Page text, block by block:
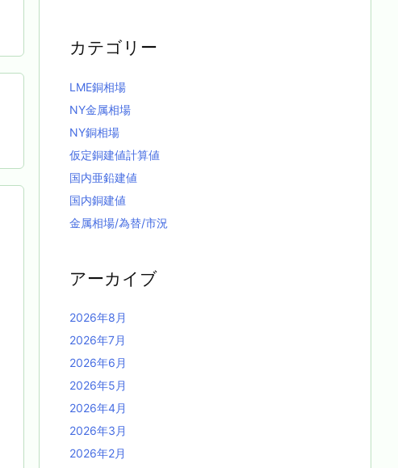
カテゴリー
LME銅相場
NY金属相場
NY銅相場
仮定銅建値計算値
国内亜鉛建値
国内銅建値
金属相場/為替/市況
アーカイブ
2026年8月
2026年7月
2026年6月
2026年5月
2026年4月
2026年3月
2026年2月